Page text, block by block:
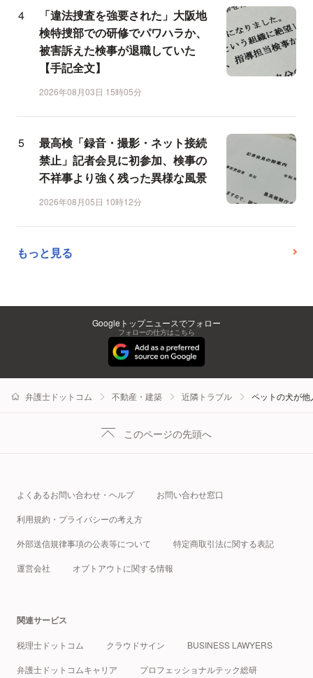
「違法捜査を強要された」大阪地
検特捜部での研修でパワハラか、
被害訴えた検事が退職していた
【手記全文】
2026年08月03日 15時05分
最高検「録音・撮影・ネット接続
禁止」記者会見に初参加、検事の
不祥事より強く残った異様な風景
2026年08月05日 10時12分
もっと見る
Googleトップニュースでフォロー
フォローの仕方はこちら
弁護士ドットコム 不動産・建築 近隣トラブル ペットの犬が
このページの先頭へ
よくあるお問い合わせ・ヘルプ お問い合わせ窓口
利用規約・プライバシーの考え方
外部送信規律事項の公表等について 特定商取引法に関する表記
運営会社 オプトアウトに関する情報
関連サービス
税理士ドットコム クラウドサイン BUSINESS LAWYERS
弁護士ドットコムキャリア プロフェッショナルテック総研